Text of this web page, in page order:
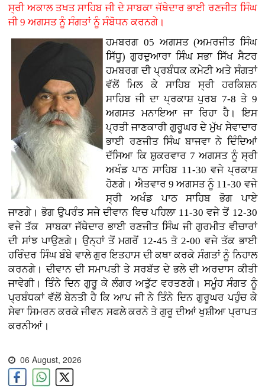
ਸ੍ਰੀ ਅਕਾਲ ਤਖਤ ਸਾਹਿਬ ਜੀ ਦੇ ਸਾਬਕਾ ਜੱਥੇਦਾਰ ਭਾਈ ਰਣਜੀਤ ਸਿੰਘ
ਜੀ 9 ਅਗਸਤ ਨੂੰ ਸੰਗਤਾਂ ਨੂੰ ਸੰਬੋਧਨ ਕਰਨਗੇ।
ਹਮਬਰਗ 05 ਅਗਸਤ (ਅਮਰਜੀਤ ਸਿੰਘ
ਸਿੱਧੂ) ਗੁਰਦੁਆਰਾ ਸਿੰਘ ਸਭਾ ਸਿੱਖ ਸੈਟਰ
ਹਮਬਰਗ ਦੀ ਪ੍ਰਬੰਧਕ ਕਮੇਟੀ ਅਤੇ ਸੰਗਤਾਂ
ਵੱਲੋਂ ਮਿਲ ਕੇ ਸਾਹਿਬ ਸ੍ਰੀ ਹਰਕਿਸ਼ਨ
ਸਾਹਿਬ ਜੀ ਦਾ ਪ੍ਰਕਾਸ਼ ਪੁਰਬ 7-8 ਤੇ 9
ਅਗਸਤ ਮਨਾਇਆ ਜਾ ਰਿਹਾ ਹੈ। ਇਸ
ਪ੍ਰਤੀ ਜਾਣਕਾਰੀ ਗੁਰੂਘਰ ਦੇ ਮੁੱਖ ਸੇਵਾਦਾਰ
ਭਾਈ ਰਣਜੀਤ ਸਿੰਘ ਬਾਜਵਾ ਨੇ ਦਿੰਦਿਆਂ
ਦੱਸਿਆ ਕਿ ਸ਼ੁਕਰਵਾਰ 7 ਅਗਸਤ ਨੂੰ ਸ੍ਰੀ
ਅਖੰਡ ਪਾਠ ਸਾਹਿਬ 11-30 ਵਜੇ ਪ੍ਰਕਾਸ਼
ਹੋਣਗੇ। ਐਤਵਾਰ 9 ਅਗਸਤ ਨੂੰ 11-30 ਵਜੇ
ਸ੍ਰੀ ਅਖੰਡ ਪਾਠ ਸਾਹਿਬ ਭੋਗ ਪਾਏ
ਜਾਣਗੇ। ਭੋਗ ਉਪਰੰਤ ਸਜੇ ਦੀਵਾਨ ਵਿਚ ਪਹਿਲਾ 11-30 ਵਜੇ ਤੋਂ 12-30
ਵਜੇ ਤੱਕ ਸਾਬਕਾ ਜੱਥੇਦਾਰ ਭਾਈ ਰਣਜੀਤ ਸਿੰਘ ਜੀ ਗੁਰਮੀਤ ਵੀਚਾਰਾਂ
ਦੀ ਸਾਂਝ ਪਾਉਣਗੇ। ਉਨ੍ਹਾਂ ਤੋਂ ਮਗਰੋਂ 12-45 ਤੋ 2-00 ਵਜੇ ਤੱਕ ਭਾਈ
ਹਰਿੰਦਰ ਸਿੰਘ ਬੰਬੇ ਵਾਲੇ ਗੁਰ ਇਤਹਾਸ ਦੀ ਕਥਾ ਕਰਕੇ ਸੰਗਤਾਂ ਨੂੰ ਨਿਹਾਲ
ਕਰਨਗੇ। ਦੀਵਾਨ ਦੀ ਸਮਾਪਤੀ ਤੇ ਸਰਬੱਤ ਦੇ ਭਲੇ ਦੀ ਅਰਦਾਸ ਕੀਤੀ
ਜਾਵੇਗੀ। ਤਿੰਨੇ ਦਿਨ ਗੁਰੂ ਕੇ ਲੰਗਰ ਅਤੁੱਟ ਵਰਤਣਗੇ। ਸਮੂੰਹ ਸੰਗਤ ਨੂੰ
ਪ੍ਰਬੰਧਕਾਂ ਵੱਲੋਂ ਬੇਨਤੀ ਹੈ ਕਿ ਆਪ ਜੀ ਨੇ ਤਿੰਨੇ ਦਿਨ ਗੁਰੂਘਰ ਪਹੁੰਚ ਕੇ
ਸੇਵਾ ਸਿਮਰਨ ਕਰਕੇ ਜੀਵਨ ਸਫਲੇ ਕਰਨੇ ਤੇ ਗੁਰੂ ਦੀਆਂ ਖੁਸ਼ੀਆ ਪ੍ਰਾਪਤ
ਕਰਨੀਆਂ।
06 August, 2026